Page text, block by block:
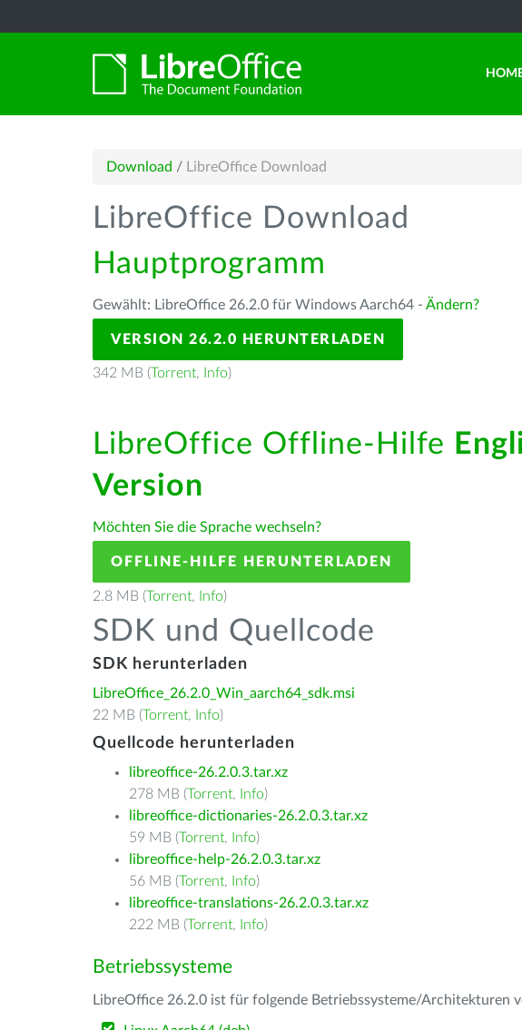
Download / LibreOffice Download
LibreOffice Download
Hauptprogramm
Gewählt: LibreOffice 26.2.0 für Windows Aarch64 - Ändern?
VERSION 26.2.0 HERUNTERLADEN
342 MB (Torrent, Info)
LibreOffice Offline-Hilfe
Version
Möchten Sie die Sprache wechseln?
OFFLINE-HILFE HERUNTERLADEN
2.8 MB (Torrent, Info)
SDK und Quellcode
SDK herunterladen
LibreOffice_26.2.0_Win_aarch64_sdk.msi
22 MB (Torrent, Info)
Quellcode herunterladen
libreoffice-26.2.0.3.tar.xz
278 MB (Torrent, Info)
libreoffice-dictionaries-26.2.0.3.tar.xz
59 MB (Torrent, Info)
libreoffice-help-26.2.0.3.tar.xz
56 MB (Torrent, Info)
libreoffice-translations-26.2.0.3.tar.xz
222 MB (Torrent, Info)
Betriebssysteme
LibreOffice 26.2.0 ist für folgende Betriebssysteme/Architekturen